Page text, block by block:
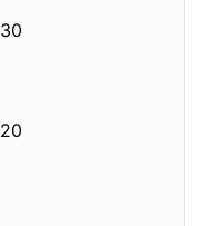
30
20